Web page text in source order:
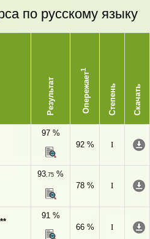
по русскому языку
Результат Опережает
1
Степень Скачать
97 %
92 %
I
93,75 %
78 %
I
91 %
66 %
I